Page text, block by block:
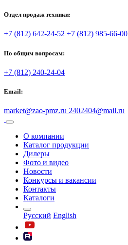
Отдел продаж техники:
+7 (812) 642-24-52 +7 (812) 985-66-00
По общим вопросам:
+7 (812) 240-24-04
Email:
market@zao-pmz.ru 2402404@mail.ru
О компании
Каталог продукции
Дилеры
Фото и видео
Новости
Конкурсы и вакансии
Контакты
Каталоги
Русский English